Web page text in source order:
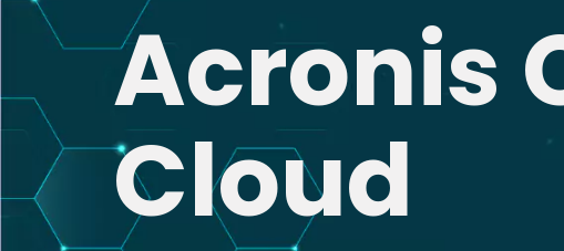
Acronis
Cloud